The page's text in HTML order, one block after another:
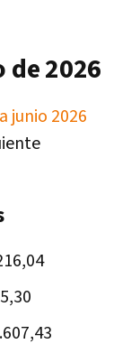
2026
junio 2026